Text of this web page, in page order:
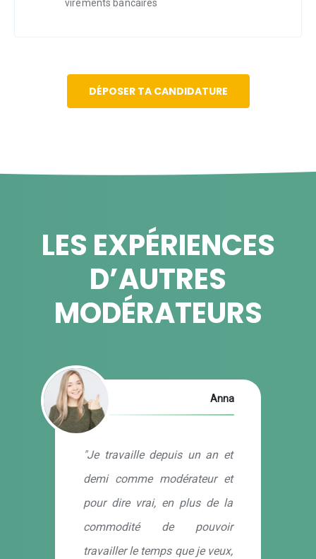
virements bancaires
DÉPOSER TA CANDIDATURE
LES EXPÉRIENCES
D’AUTRES
MODÉRATEURS
Anna
"Je travaille depuis un an et
demi comme modérateur et
pour dire vrai, en plus de la
commodité de pouvoir
travailler le temps que je veux,